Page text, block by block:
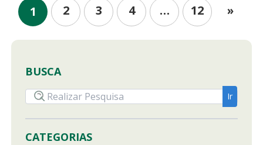
1 2 3 4 … 12 »
BUSCA
CATEGORIAS